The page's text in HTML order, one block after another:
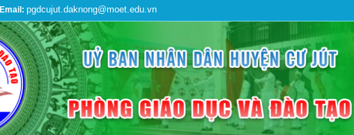
Email: pgdcujut.daknong@moet.edu.vn